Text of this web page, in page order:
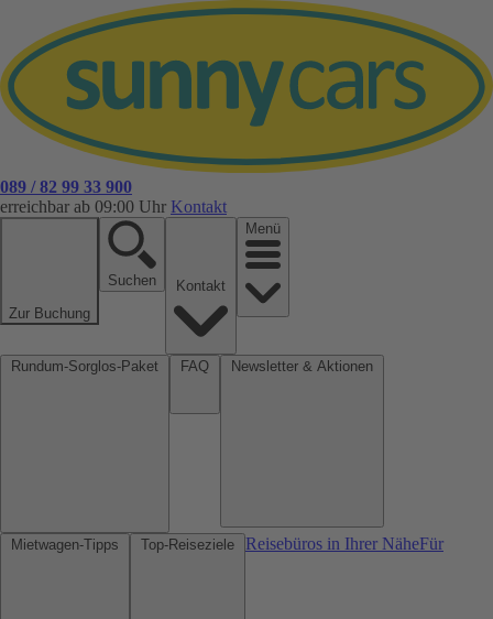
089 / 82 99 33 900
erreichbar ab 09:00 Uhr Kontakt
Zur Buchung
Suchen
Menü
Reisebüros in Ihrer NäheFür